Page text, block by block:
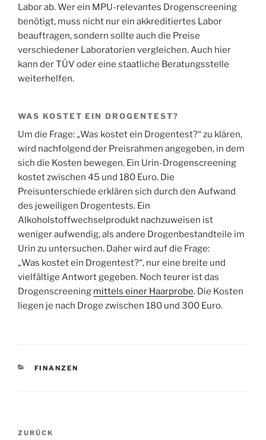
Labor ab. Wer ein MPU-relevantes Drogenscreening
benötigt, muss nicht nur ein akkreditiertes Labor
beauftragen, sondern sollte auch die Preise
verschiedener Laboratorien vergleichen. Auch hier
kann der TÜV oder eine staatliche Beratungsstelle
weiterhelfen.
WAS KOSTET EIN DROGENTEST?
Um die Frage: „Was kostet ein Drogentest?“ zu klären,
wird nachfolgend der Preisrahmen angegeben, in dem
sich die Kosten bewegen. Ein Urin-Drogenscreening
kostet zwischen 45 und 180 Euro. Die
Preisunterschiede erklären sich durch den Aufwand
des jeweiligen Drogentests. Ein
Alkoholstoffwechselprodukt nachzuweisen ist
weniger aufwendig, als andere Drogenbestandteile im
Urin zu untersuchen. Daher wird auf die Frage:
„Was kostet ein Drogentest?“, nur eine breite und
vielfältige Antwort gegeben. Noch teurer ist das
Drogenscreening mittels einer Haarprobe. Die Kosten
liegen je nach Droge zwischen 180 und 300 Euro.
KATEGORIEN
FINANZEN
Beitragsnavigation
Vorheriger
ZURÜCK